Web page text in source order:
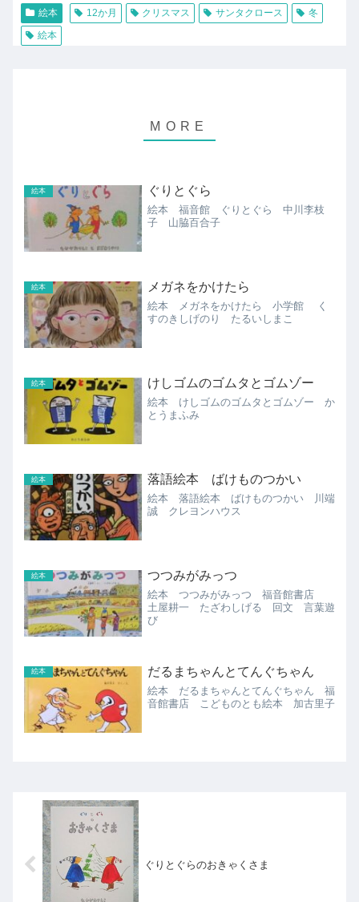
絵本 12か月 クリスマス サンタクロース
冬
絵本
絵本 ぐりとぐら
絵本 福音館 ぐりとぐら 中川李枝
子 山脇百合子
絵本 メガネをかけたら
絵本 メガネをかけたら 小学館 く
すのきしげのり たるいしまこ
絵本 けしゴムのゴムタとゴムゾー
絵本 けしゴムのゴムタとゴムゾー か
とうまふみ
絵本 落語絵本 ばけものつかい
絵本 落語絵本 ばけものつかい 川端
誠 クレヨンハウス
絵本 つつみがみっつ
絵本 つつみがみっつ 福音館書店
土屋耕一 たざわしげる 回文 言葉遊
び
絵本 だるまちゃんとてんぐちゃん
絵本 だるまちゃんとてんぐちゃん 福
音館書店 こどものとも絵本 加古里子
ぐりとぐらのおきゃくさま